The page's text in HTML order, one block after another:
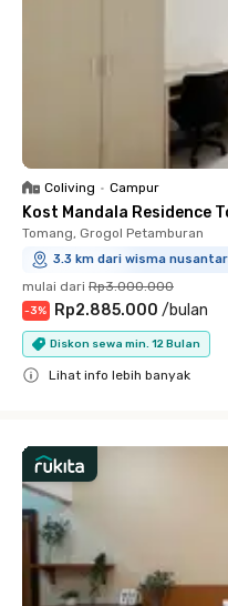
Coliving • Campur
Kost Mandala Residence
Tomang, Grogol Petamburan
3.3 km dari wisma
mulai dari Rp3.000.000
-3% Rp2.885.000 /bulan
Diskon sewa min. 12 Bulan
Lihat info lebih banyak